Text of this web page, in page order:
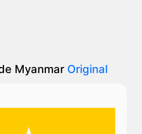
Myanmar Original